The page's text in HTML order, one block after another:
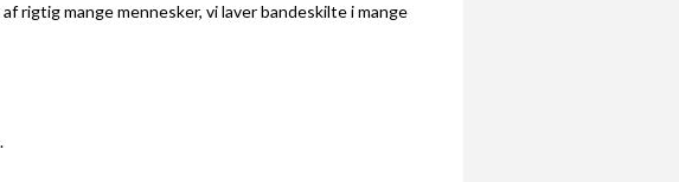
rigtig mange mennesker, vi laver bandeskilte i mange